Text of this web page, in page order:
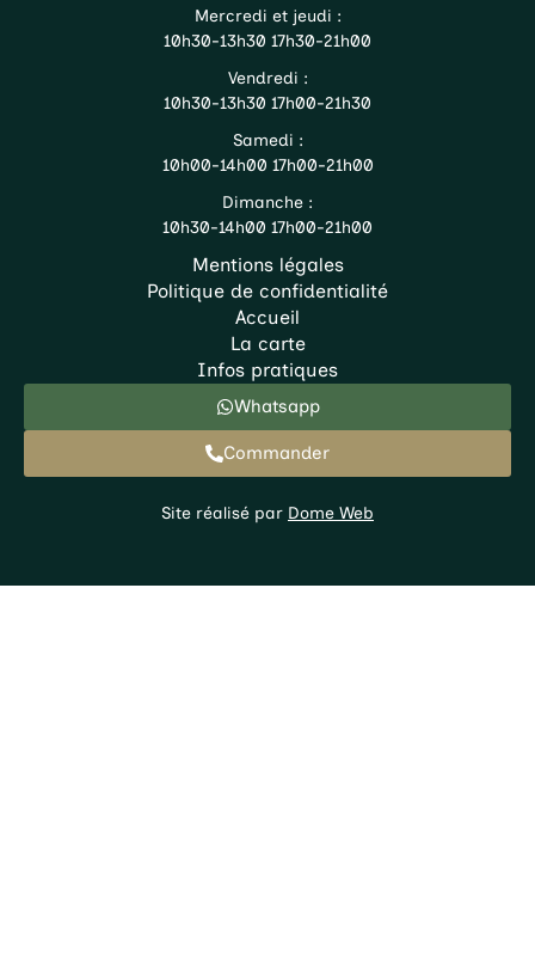
Mercredi et jeudi :
10h30-13h30 17h30-21h00
Vendredi :
10h30-13h30 17h00-21h30
Samedi :
10h00-14h00 17h00-21h00
Dimanche :
10h30-14h00 17h00-21h00
Commander
Whatsapp
Accueil
La carte
Infos pratiques
Mentions légales
Politique de confidentialité
Site réalisé par Dome Web